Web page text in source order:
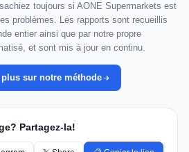
toujours si AONE Supermarkets est
problèmes. Les rapports sont recueillis
entier ainsi que par notre propre
et sont mis à jour en continu.
sur notre méthode
Partagez-la!